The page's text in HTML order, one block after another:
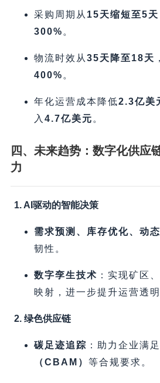
采购周期从 15天缩短至5天
300%​ 。
物流时效从 35天降至18天
400%​ 。
年化运营成本降低2.3亿美
入 4.7亿美元 。
四、未来趋势：数字化供应
力
1. AI驱动的智能决策
需求预测、库存优化、动
韧性。
数字孪生技术 ：实现矿区
映射，进一步提升运营透明
2. 绿色供应链
碳足迹追踪 ​：助力企业满足
（CBAM）​ 等合规要求。